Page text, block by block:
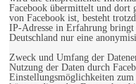
Facebook übermittelt und dort
von Facebook ist, besteht
IP-Adresse in Erfahrung
Deutschland nur eine
Zweck und Umfang der
Nutzung der Daten durch
Einstellungsmöglichkeiten